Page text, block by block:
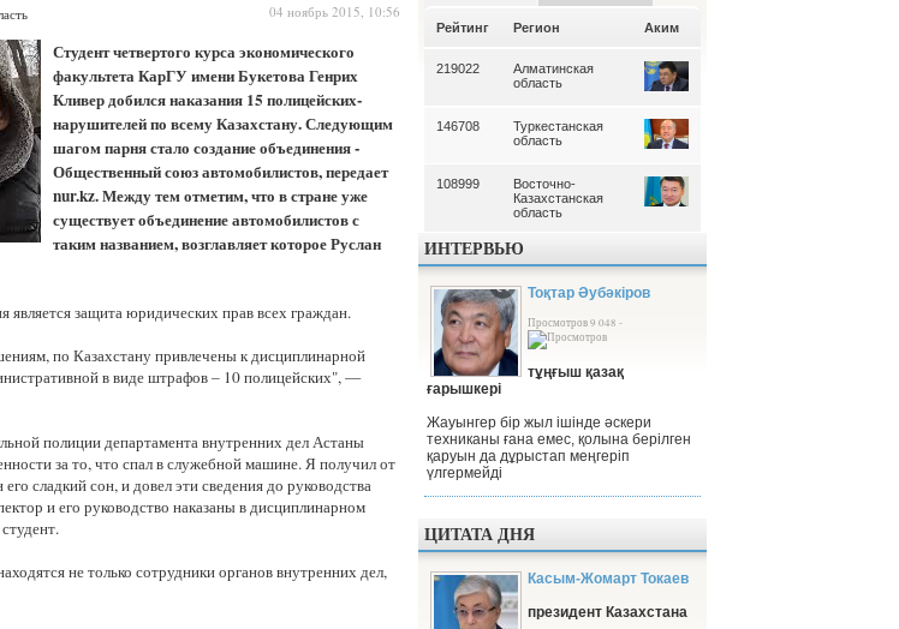
04 ноябрь 2015, 10:56
Студент четвертого курса экономического
факультета КарГУ имени Букетова Генрих
Кливер добился наказания 15 полицейских-
нарушителей по всему Казахстану. Следующим
шагом парня стало создание объединения -
Общественный союз автомобилистов, передает
nur.kz. Между тем отметим, что в стране уже
существует объединение автомобилистов с
таким названием, возглавляет которое Руслан
является защита юридических прав всех граждан.
по Казахстану привлечены к дисциплинарной
в виде штрафов – 10 полицейских", —
полиции департамента внутренних дел Астаны
за то, что спал в служебной машине. Я получил от
сладкий сон, и довел эти сведения до руководства
и его руководство наказаны в дисциплинарном
не только сотрудники органов внутренних дел,
339
Алматинская
область
195
Туркестанская
область
Казахстанская
Рейтинг Регион Аким
219022
Алматинская
область
146708
Туркестанская
область
108999
Восточно-
Казахстанская
область
ИНТЕРВЬЮ
Тоқтар Әубәкіров
Просмотров 9 048 -
тұңғыш қазақ
ғарышкері
Жауынгер бір жыл ішінде әскери
техниканы ғана емес, қолына берілген
қаруын да дұрыстап меңгеріп
үлгермейді
ЦИТАТА ДНЯ
Касым-Жомарт Токаев
президент Казахстана